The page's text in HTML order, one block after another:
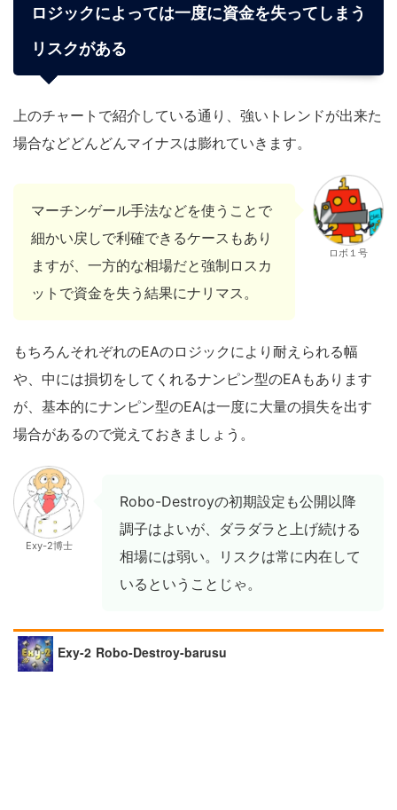
ロジックによっては一度に資金を失ってしまう
リスクがある
上のチャートで紹介している通り、強いトレンドが出来た
場合などどんどんマイナスは膨れていきます。
マーチンゲール手法などを使うことで
細かい戻しで利確できるケースもあり
ますが、一方的な相場だと強制ロスカ
ットで資金を失う結果にナリマス。
ロボ１号
もちろんそれぞれのEAのロジックにより耐えられる幅
や、中には損切をしてくれるナンピン型のEAもあります
が、基本的にナンピン型のEAは一度に大量の損失を出す
場合があるので覚えておきましょう。
Exy-2博士
Robo-Destroyの初期設定も公開以降
調子はよいが、ダラダラと上げ続ける
相場には弱い。リスクは常に内在して
いるということじゃ。